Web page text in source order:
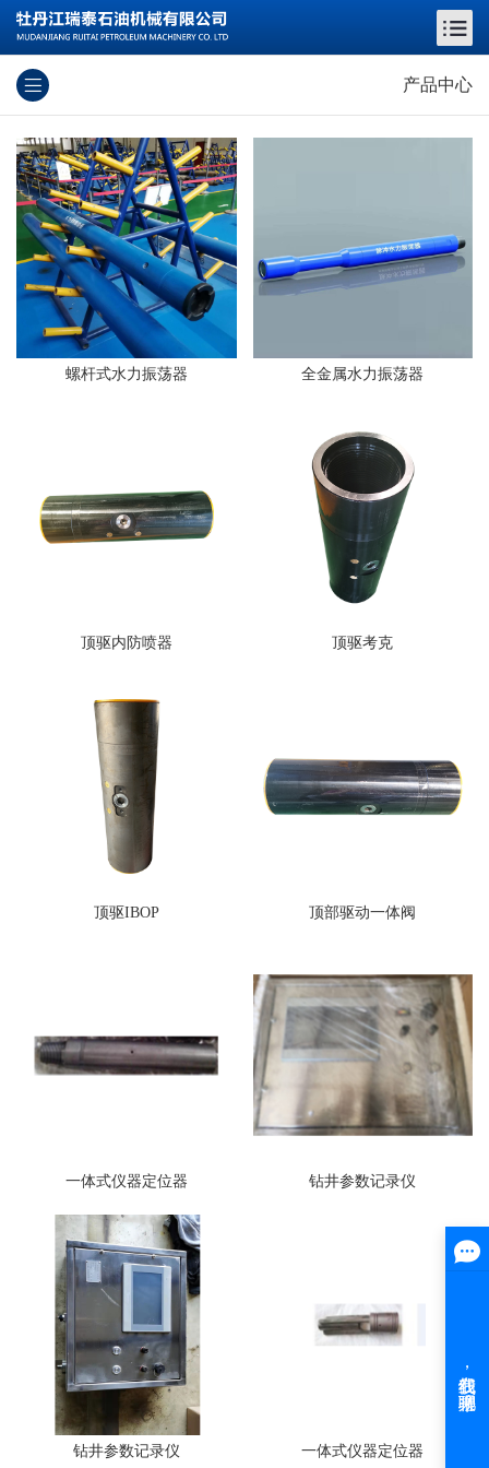
产品中心
螺杆式水力振荡器 全金属水力振荡器
顶驱内防喷器 顶驱考克
顶驱IBOP 顶部驱动一体阀
一体式仪器定位器 钻井参数记录仪
钻井参数记录仪 一体式仪器定位器